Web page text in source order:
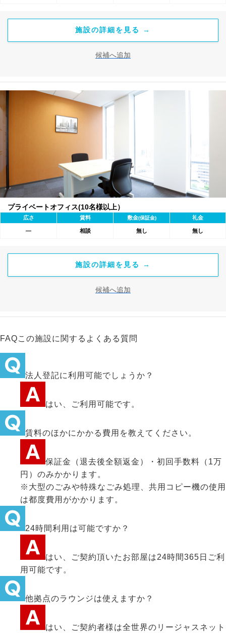
施設の詳細を見る →
候補へ追加
プライベートオフィス(10名様以上）
広さ 賃料 敷金(保証金) 礼金
― 相談 無し 無し
施設の詳細を見る →
候補へ追加
FAQこの施設に関するよくある質問
法人登記に利用可能でしょうか？
はい、ご利用可能です。
賃料のほかにかかる費用を教えてください。
保証金（退去後全額返金）・初回手数料（1万
円）のみかかります。
※大型のごみや特殊なごみ処理、共用コピー機の使用
は都度費用がかかります。
24時間利用は可能ですか？
はい、ご契約頂いたお部屋は24時間365日ご利
用可能です。
他拠点のラウンジは使えますか？
はい、ご契約者様は全世界のリージャスネット